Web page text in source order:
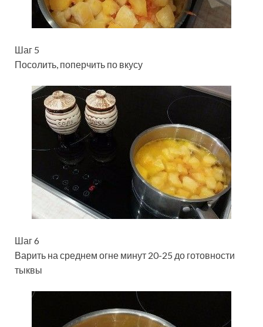
Шаг 5
Посолить, поперчить по вкусу
Шаг 6
Варить на среднем огне минут 20-25 до готовности
тыквы